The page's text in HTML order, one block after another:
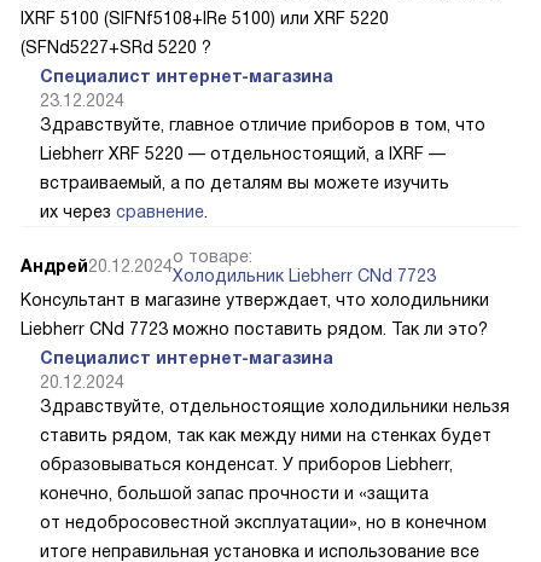
IXRF 5100 (SIFNf5108+IRe 5100) или XRF 5220
(SFNd5227+SRd 5220 ?
Специалист интернет-магазина
23.12.2024
Здравствуйте, главное отличие приборов в том, что
Liebherr XRF 5220 — отдельностоящий, а IXRF —
встраиваемый, а по деталям вы можете изучить
их через сравнение
Андрей20.12.2024о товаре:
Холодильник Liebherr CNd 7723
Консультант в магазине утверждает, что холодильники
Liebherr CNd 7723 можно поставить рядом. Так ли это?
Специалист интернет-магазина
20.12.2024
Здравствуйте, отдельностоящие холодильники нельзя
ставить рядом, так как между ними на стенках будет
образовываться конденсат. У приборов Liebherr,
конечно, большой запас прочности и «защита
от недобросовестной эксплуатации», но в конечном
итоге неправильная установка и использование все